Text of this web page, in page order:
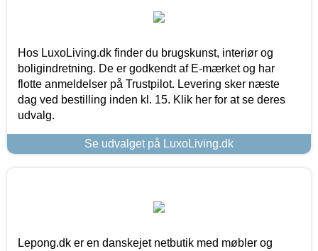
Hos LuxoLiving.dk finder du brugskunst, interiør og
boligindretning. De er godkendt af E-mærket og har
flotte anmeldelser på Trustpilot. Levering sker næste
dag ved bestilling inden kl. 15. Klik her for at se deres
udvalg.
Se udvalget på LuxoLiving.dk
Lepong.dk er en danskejet netbutik med møbler og